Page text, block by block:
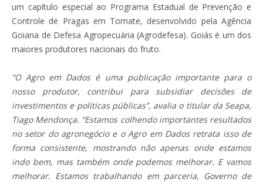
um capítulo especial ao Programa Estadual de Prevenção e
Controle de Pragas em Tomate, desenvolvido pela Agência
Goiana de Defesa Agropecuária (Agrodefesa). Goiás é um dos
maiores produtores nacionais do fruto.
“O Agro em Dados é uma publicação importante para o
nosso produtor, contribui para subsidiar decisões de
investimentos e políticas públicas”, avalia o titular da Seapa,
Tiago Mendonça. “Estamos colhendo importantes resultados
no setor do agronegócio e o Agro em Dados retrata isso de
forma consistente, mostrando não apenas onde estamos
indo bem, mas também onde podemos melhorar. E vamos
melhorar. Estamos trabalhando em parceria, Governo de